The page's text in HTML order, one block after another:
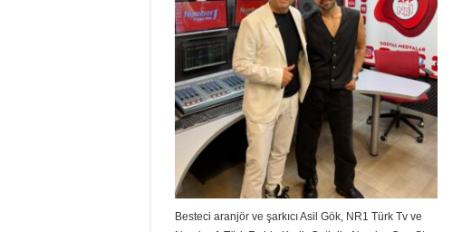
Besteci aranjör ve şarkıcı Asil Gök, NR1 Türk Tv ve